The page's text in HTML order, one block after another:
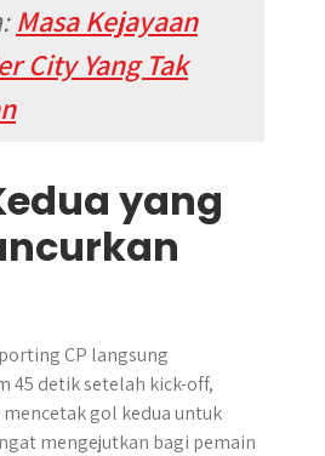
Masa Kejayaan
City Yang Tak
yang
CP langsung
45 detik setelah kick-off,
gol kedua untuk
mengejutkan bagi pemain